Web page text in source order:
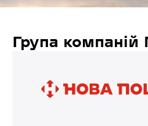
Група компаній